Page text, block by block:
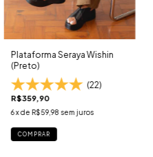
Plataforma Seraya Wishin
(Preto)
(22)
R$359,90
6x de R$59,98 sem juros
COMPRAR